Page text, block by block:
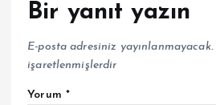
Bir yanıt yazın
E-posta adresiniz yayınlanmayacak.
işaretlenmişlerdir
Yorum *